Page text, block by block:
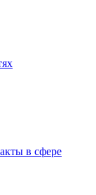
в сфере